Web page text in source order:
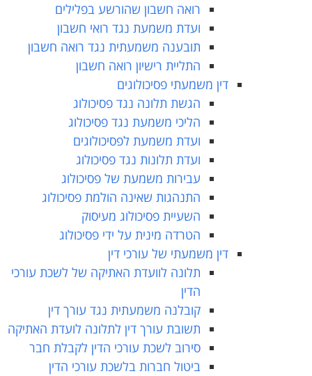
רואה חשבון שהורשע בפלילים
ועדת משמעת נגד רואי חשבון
תובענה משמעתית נגד רואה חשבון
התליית רישיון רואה חשבון
דין משמעתי פסיכולוגים
הגשת תלונה נגד פסיכולוג
הליכי משמעת נגד פסיכולוג
ועדת משמעת לפסיכולוגים
ועדת תלונות נגד פסיכולוג
עבירות משמעת של פסיכולוג
התנהגות שאינה הולמת פסיכולוג
השעיית פסיכולוג מעיסוק
הטרדה מינית על ידי פסיכולוג
דין משמעתי של עורכי דין
תלונה לוועדת האתיקה של לשכת עורכי
הדין
קובלנה משמעתית נגד עורך דין
תשובת עורך דין לתלונה לועדת האתיקה
סירוב לשכת עורכי הדין לקבלת חבר
ביטול חברות בלשכת עורכי הדין